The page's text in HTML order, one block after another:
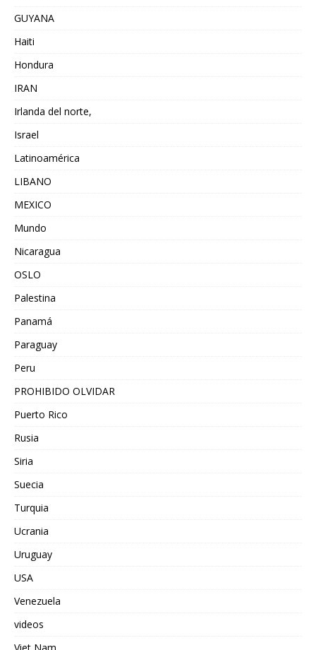
GUYANA
Haiti
Hondura
IRAN
Irlanda del norte,
Israel
Latinoamérica
LIBANO
MEXICO
Mundo
Nicaragua
OSLO
Palestina
Panamá
Paraguay
Peru
PROHIBIDO OLVIDAR
Puerto Rico
Rusia
Siria
Suecia
Turquia
Ucrania
Uruguay
USA
Venezuela
videos
Viet Nam